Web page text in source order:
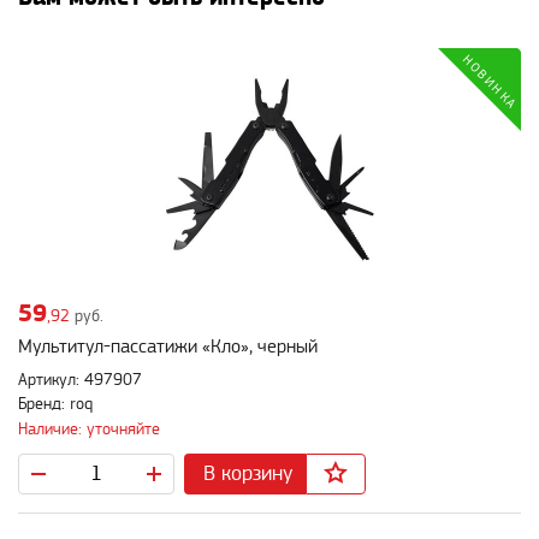
59,92 руб.
Мультитул-пассатижи «Кло», черный
Артикул: 497907
Бренд: roq
Наличие: уточняйте
В корзину